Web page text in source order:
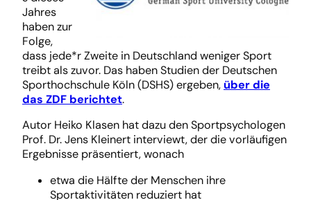
Jahres
haben zur
Folge,
dass jede*r Zweite in Deutschland weniger Sport
treibt als zuvor. Das haben Studien der Deutschen
Sporthochschule Köln (DSHS) ergeben, über die
das ZDF berichtet.
Autor Heiko Klasen hat dazu den Sportpsychologen
Prof. Dr. Jens Kleinert interviewt, der die vorläufigen
Ergebnisse präsentiert, wonach
etwa die Hälfte der Menschen ihre
Sportaktivitäten reduziert hat